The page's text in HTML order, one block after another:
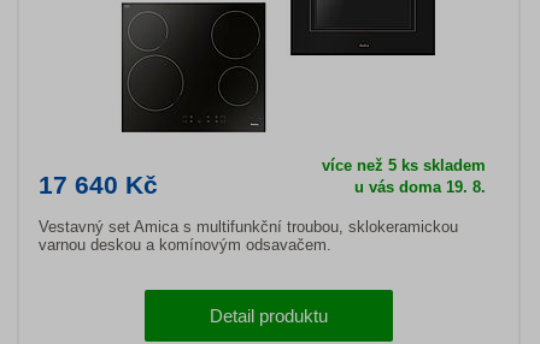
17 640 Kč
více než 5 ks skladem
u vás doma 19. 8.
Vestavný set Amica s multifunkční troubou, sklokeramickou
varnou deskou a komínovým odsavačem.
Detail produktu